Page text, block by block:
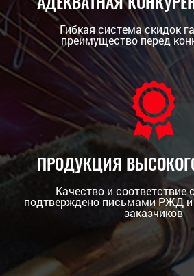
Гибкая система скидок
преимущество перед
ПРОДУКЦИЯ
Качество и соответствие
подтверждено письмами РЖД и
заказчиков